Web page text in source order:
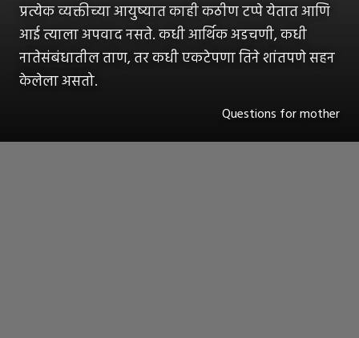
प्रत्येक व्यक्तीच्या आयुष्यात काही कठीण टप्पे येतात आणि
आई त्याला अपवाद नसते. कधी आर्थिक अडचणी, कधी
नातेसंबंधातील ताण, तर कधी एकटेपणा तिने शांतपणे सहन
केलेला असतो.
Questions for mother